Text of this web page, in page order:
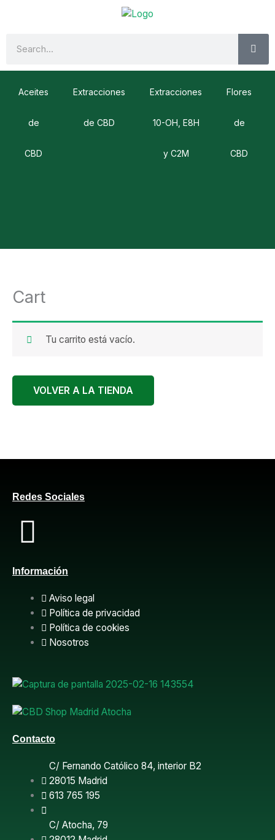
Aceites
de
CBD
Extracciones
de CBD
Extracciones
10-OH, E8H
y C2M
Flores
de
CBD
Cart
Tu carrito está vacío.
VOLVER A LA TIENDA
Redes Sociales
F
a
c
e
b
o
o
k
Información
Aviso legal
Política de privacidad
Política de cookies
Nosotros
Contacto
C/ Fernando Católico 84, interior B2
28015 Madrid
613 765 195
C/ Atocha, 79